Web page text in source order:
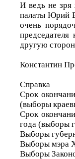
И ведь не зря
палаты Юрий
очень
другую
Константин
Справка
Срок
(выборы
Срок
года (выборы
Выборы
Выборы мэра
Выборы